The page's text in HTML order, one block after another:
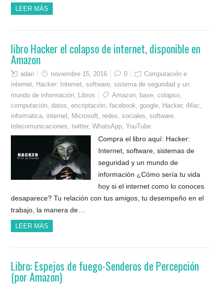
LEER MÁS
libro Hacker el colapso de internet, disponible en
Amazon
adan noviembre 15, 2016 0
Computación e
internet
Hacker: Internet, software, sistema de seguridad y un
mundo de información
Libros Amazon base ,colapso
computación ,datos ,encriptación ,facebook ,google Hacker, iMac
informática internet Microsoft redes ,sociales ,software
telecomunicaciones ,twitter,WhatsApp ,YouTube
Compra el libro aquí: Hacker:
Internet, software, sistemas de
seguridad y un mundo de
información ¿Cómo sería tu vida
hoy si el internet como lo conoces
desaparece? Tu relación con tus amigos, tu desempeño en el
trabajo, la manera de…
LEER MÁS
Libro: Espejos de fuego-Senderos de Percepción
(por Amazon)